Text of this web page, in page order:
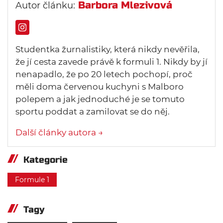
Autor článku: Barbora Mlezivová
Studentka žurnalistiky, která nikdy nevěřila,
že jí cesta zavede právě k formuli 1. Nikdy by jí
nenapadlo, že po 20 letech pochopí, proč
měli doma červenou kuchyni s Malboro
polepem a jak jednoduché je se tomuto
sportu poddat a zamilovat se do něj.
Další články autora →
Kategorie
Formule 1
Tagy